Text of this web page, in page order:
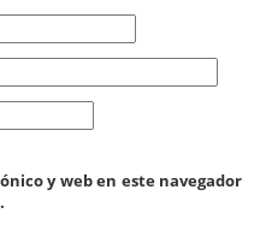
y web en este navegador